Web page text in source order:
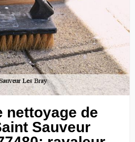
nettoyage de
Sauveur